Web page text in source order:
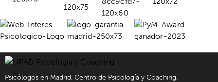
Psicólogos en Madrid. Centro de Psicología y Coaching.